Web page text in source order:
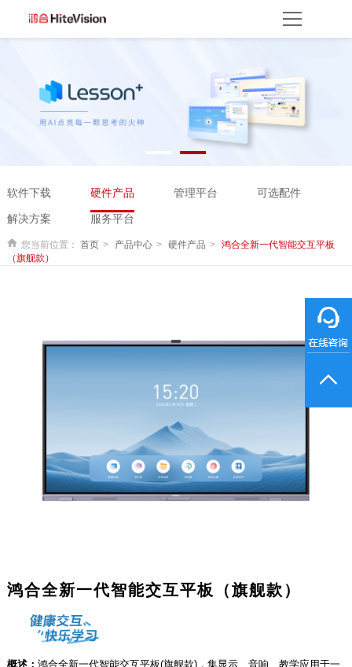
产品方案
关于鸿合
企业动态
联系我们
监督举报
鸿合海外
软件下载 硬件产品 管理平台 可选配件
解决方案 服务平台
您当前位置： 首页 产品中心 硬件产品
鸿合全新一代智能交互平板
（旗舰款）
鸿合全新一代智能交互平板（旗舰款）
概述： 鸿合全新一代智能交互平板(旗舰款)，集显示、音响、教学应用于一